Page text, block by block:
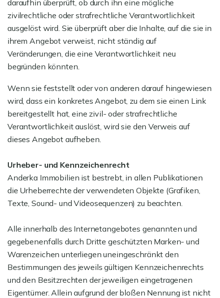
daraufhin überprüft, ob durch ihn eine mögliche
zivilrechtliche oder strafrechtliche Verantwortlichkeit
ausgelöst wird. Sie überprüft aber die Inhalte, auf die sie in
ihrem Angebot verweist, nicht ständig auf
Veränderungen, die eine Verantwortlichkeit neu
begründen könnten.
Wenn sie feststellt oder von anderen darauf hingewiesen
wird, dass ein konkretes Angebot, zu dem sie einen Link
bereitgestellt hat, eine zivil- oder strafrechtliche
Verantwortlichkeit auslöst, wird sie den Verweis auf
dieses Angebot aufheben.
Urheber- und Kennzeichenrecht
Anderka Immobilien ist bestrebt, in allen Publikationen
die Urheberrechte der verwendeten Objekte (Grafiken,
Texte, Sound- und Videosequenzen) zu beachten.
Alle innerhalb des Internetangebotes genannten und
gegebenenfalls durch Dritte geschützten Marken- und
Warenzeichen unterliegen uneingeschränkt den
Bestimmungen des jeweils gültigen Kennzeichenrechts
und den Besitzrechten der jeweiligen eingetragenen
Eigentümer. Allein aufgrund der bloßen Nennung ist nicht